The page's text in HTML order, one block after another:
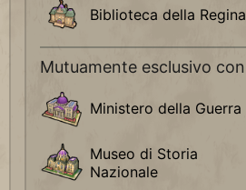
Biblioteca della Regina
Mutuamente esclusivo con
Ministero della Guerra
Museo di Storia
Nazionale